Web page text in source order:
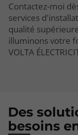
Contactez-moi
services
qualité
illuminons votre
VOLTA
Des
besoins